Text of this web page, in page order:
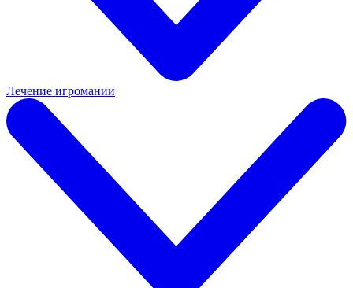
Лечение игромании